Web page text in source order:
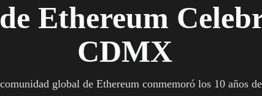
Ethereum
CDMX
global de Ethereum conmemoró los 10 años